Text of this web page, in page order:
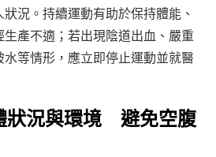
況。持續運動有助於保持體能、
產不適；若出現陰道出血、嚴重
等情形，應立即停止運動並就醫
狀況與環境 避免空腹